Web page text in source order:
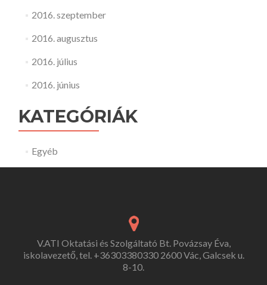
2016. szeptember
2016. augusztus
2016. július
2016. június
KATEGÓRIÁK
Egyéb
V.ATI Oktatási és Szolgáltató Bt. Povázsay Éva,
iskolavezető, tel. +36303380330 2600 Vác, Galcsek u.
8-10.